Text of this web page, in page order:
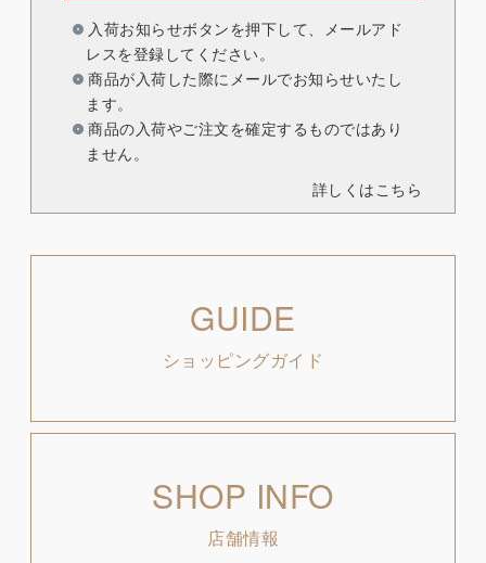
入荷お知らせボタンを押下して、メールアド
レスを登録してください。
商品が入荷した際にメールでお知らせいたし
ます。
商品の入荷やご注文を確定するものではあり
ません。
詳しくはこちら
GUIDE
ショッピングガイド
SHOP INFO
店舗情報